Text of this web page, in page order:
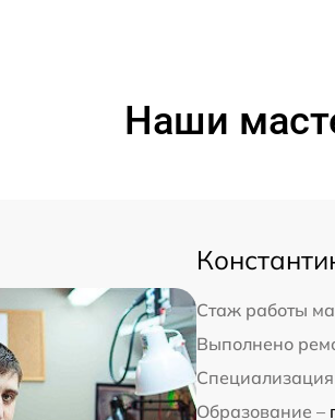
Наши
Стаж работы
Выполнено
Образование –